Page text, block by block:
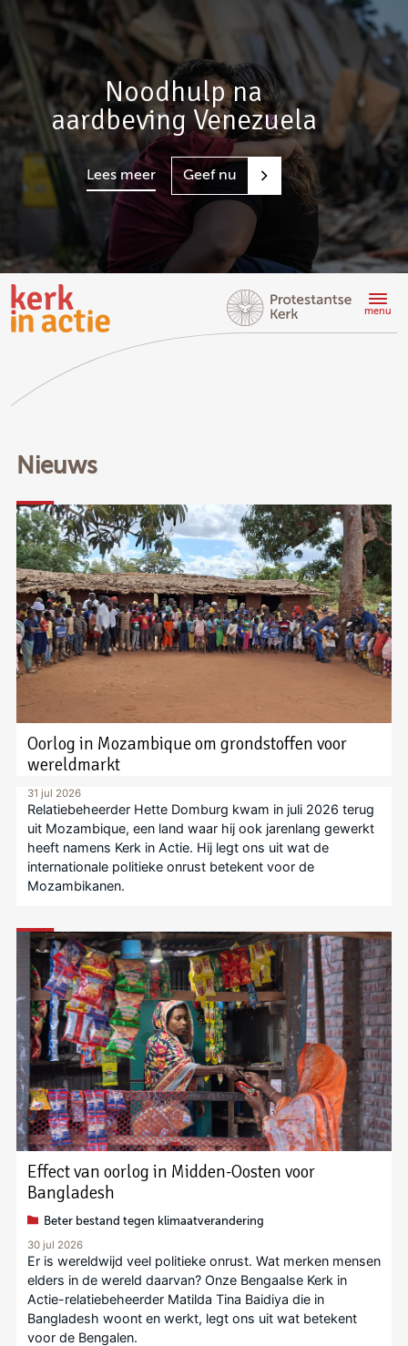
Noodhulp na
aardbeving Venezuela
Lees meer Geef nu
Doorgaan
naar
hoofdinhoud
menu
Nieuws
Oorlog in Mozambique om grondstoffen voor
wereldmarkt
31 jul 2026
Relatiebeheerder Hette Domburg kwam in juli 2026 terug
uit Mozambique, een land waar hij ook jarenlang gewerkt
heeft namens Kerk in Actie. Hij legt ons uit wat de
internationale politieke onrust betekent voor de
Mozambikanen.
Effect van oorlog in Midden-Oosten voor
Bangladesh
Beter bestand tegen klimaatverandering
30 jul 2026
Er is wereldwijd veel politieke onrust. Wat merken mensen
elders in de wereld daarvan? Onze Bengaalse Kerk in
Actie-relatiebeheerder Matilda Tina Baidiya die in
Bangladesh woont en werkt, legt ons uit wat betekent
voor de Bengalen.